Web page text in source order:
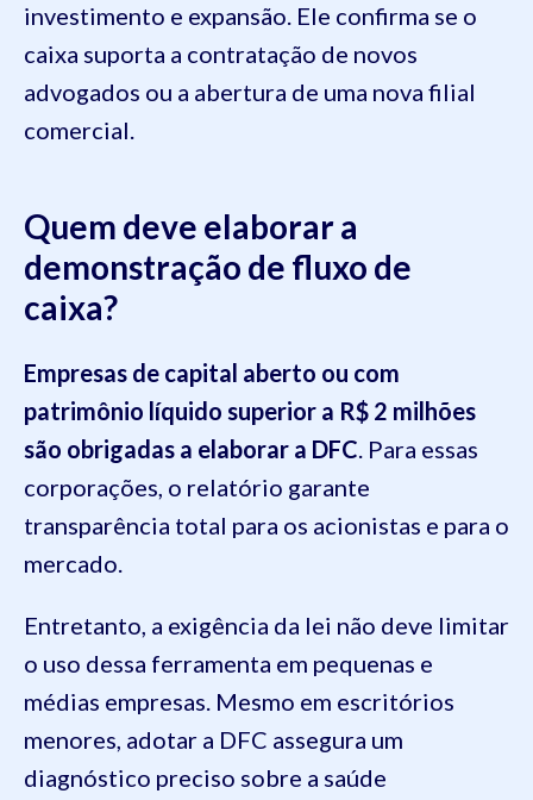
investimento e expansão. Ele confirma se o
caixa suporta a contratação de novos
advogados ou a abertura de uma nova filial
comercial.
Quem deve elaborar a
demonstração de fluxo de
caixa?
Empresas de capital aberto ou com
patrimônio líquido superior a R$ 2 milhões
são obrigadas a elaborar a DFC. Para essas
corporações, o relatório garante
transparência total para os acionistas e para o
mercado.
Entretanto, a exigência da lei não deve limitar
o uso dessa ferramenta em pequenas e
médias empresas. Mesmo em escritórios
menores, adotar a DFC assegura um
diagnóstico preciso sobre a saúde